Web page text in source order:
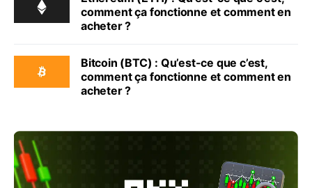
comment ça fonctionne et comment en
acheter ?
Bitcoin (BTC) : Qu’est-ce que c’est,
comment ça fonctionne et comment en
acheter ?